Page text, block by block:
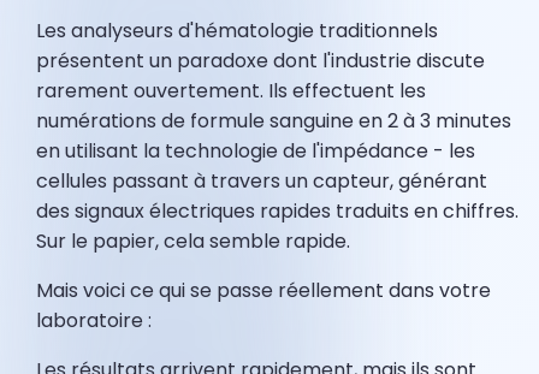
Les analyseurs d'hématologie traditionnels
présentent un paradoxe dont l'industrie discute
rarement ouvertement. Ils effectuent les
numérations de formule sanguine en 2 à 3 minutes
en utilisant la technologie de l'impédance - les
cellules passant à travers un capteur, générant
des signaux électriques rapides traduits en chiffres.
Sur le papier, cela semble rapide.
Mais voici ce qui se passe réellement dans votre
laboratoire :